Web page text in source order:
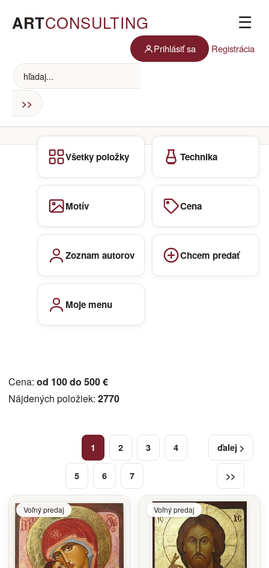
ARTCONSULTING ☰
Prihlásiť sa Registrácia
Všetky položky Technika
Motív Cena
Zoznam autorov Chcem predať
Moje menu
Cena: od 100 do 500 €
Nájdených položiek: 2770
ďalej >
>>
1 2 3 4
5 6 7
Voľný predaj Voľný predaj